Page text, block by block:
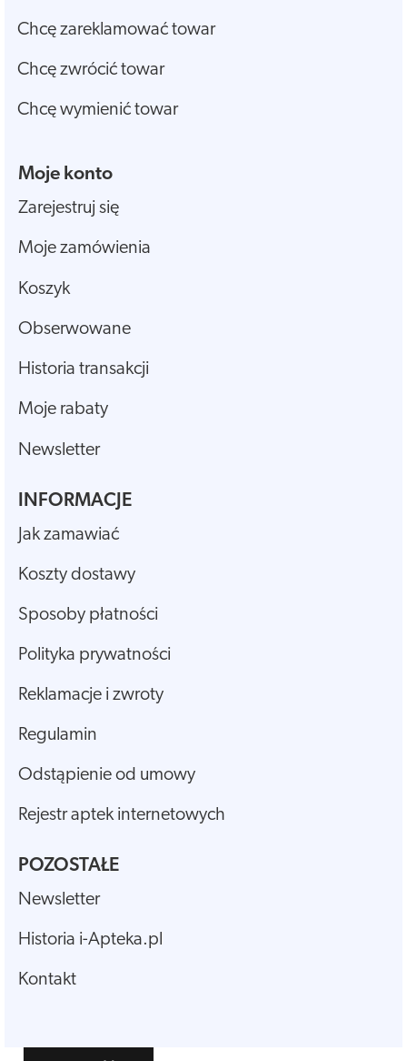
Chcę zareklamować towar
Chcę zwrócić towar
Chcę wymienić towar
Moje konto
Zarejestruj się
Moje zamówienia
Koszyk
Obserwowane
Historia transakcji
Moje rabaty
Newsletter
INFORMACJE
Jak zamawiać
Koszty dostawy
Sposoby płatności
Polityka prywatności
Reklamacje i zwroty
Regulamin
Odstąpienie od umowy
Rejestr aptek internetowych
POZOSTAŁE
Newsletter
Historia i-Apteka.pl
Kontakt